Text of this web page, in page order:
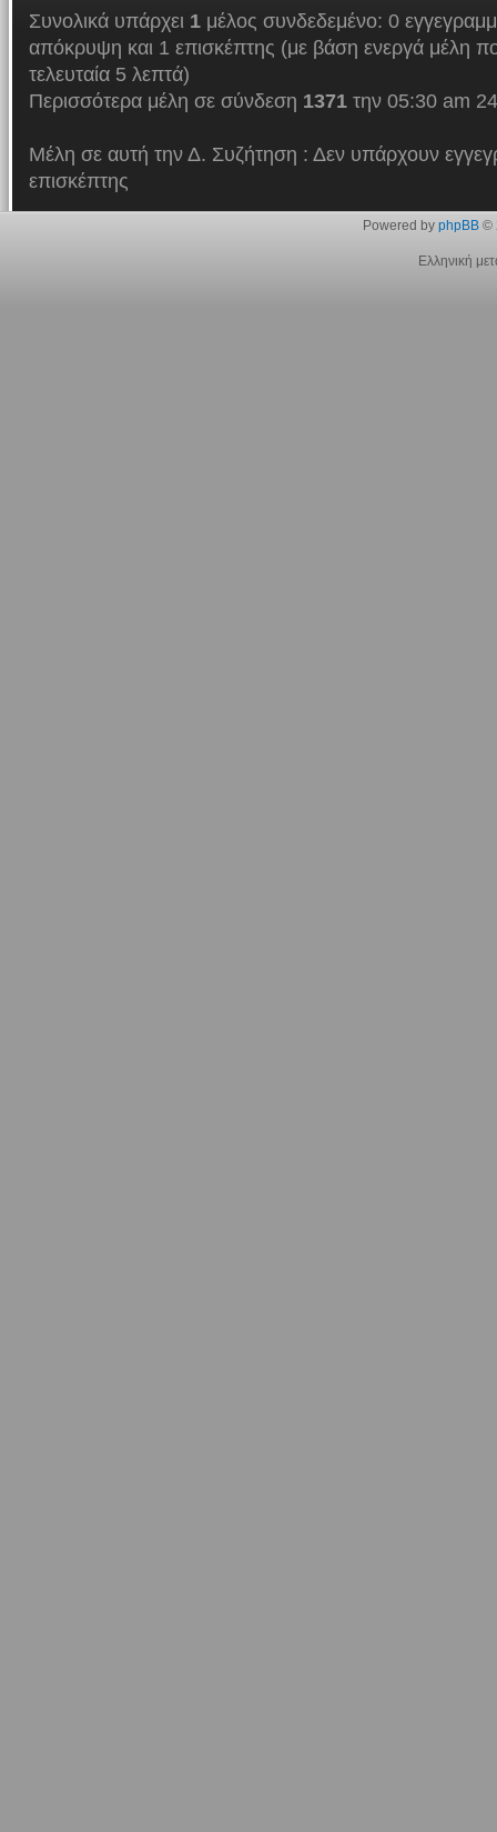
Συνολικά υπάρχει 1μέλος συνδεδεμένο: 0
απόκρυψη και 1 επισκέπτης (με βάση ενεργά μέλη
τελευταία 5 λεπτά)
Περισσότερα μέλη σε σύνδεση 1371την 05:30 am
Μέλη σε αυτή την Δ. Συζήτηση : Δεν υπάρχουν
επισκέπτης
Powered by phpBB©
Ελληνική